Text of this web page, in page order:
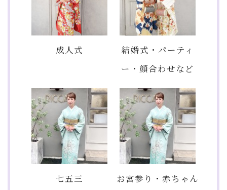
成人式
結婚式・パーティ
ー・顔合わせなど
七五三
お宮参り・赤ちゃん